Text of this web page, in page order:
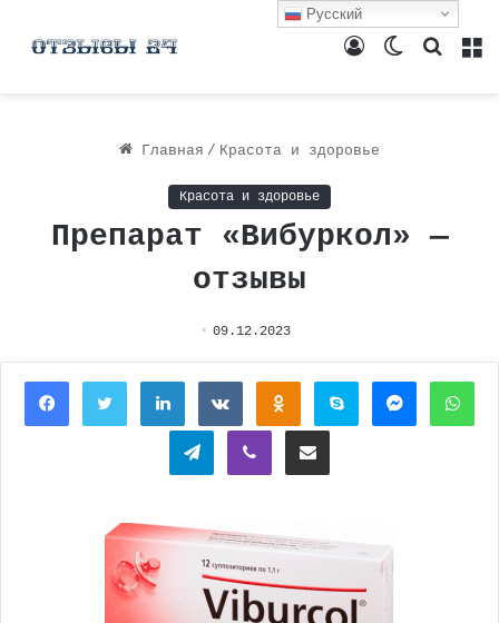
Поиск
Switch
Войти
Главная / Красота и здоровье
Красота и здоровье
Препарат «Вибуркол» —
отзывы
09.12.2023
FacebookTwitterLinkedInВконтактеОдноклассники
Skype Messenger
TelegramViber Поделиться через электронную почту
Русский